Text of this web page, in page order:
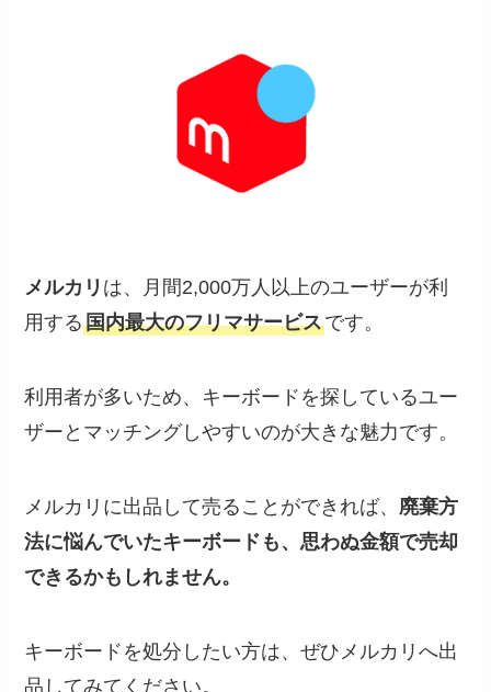
メルカリ は、月間2,000万人以上のユーザーが利
用する国内最大のフリマサービスです。
利用者が多いため、キーボードを探しているユー
ザーとマッチングしやすいのが大きな魅力です。
メルカリに出品して売ることができれば、 廃棄方
法に悩んでいたキーボードも、思わぬ金額で売却
できるかもしれません。
キーボードを処分したい方は、ぜひメルカリへ出
品してみてください。